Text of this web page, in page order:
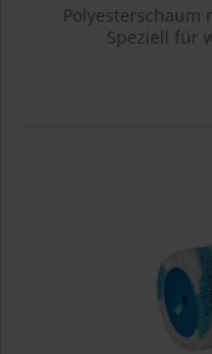
Polyesterschaum
Speziell für